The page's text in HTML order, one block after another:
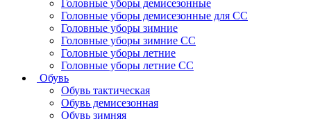
Головные уборы демисезонные
Головные уборы демисезонные для СС
Головные уборы зимние
Головные уборы зимние СС
Головные уборы летние
Головные уборы летние СС
Обувь
Обувь тактическая
Обувь демисезонная
Обувь зимняя